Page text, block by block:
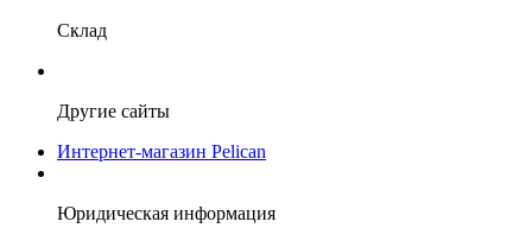
Склад
Другие сайты
Интернет-магазин Pelican
Юридическая информация